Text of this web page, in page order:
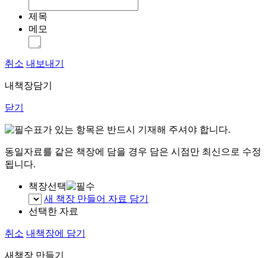
제목
메모
취소 내보내기
내책장담기
닫기
표가 있는 항목은 반드시 기재해 주셔야 합니다.
동일자료를 같은 책장에 담을 경우 담은 시점만 최신으로 수정
됩니다.
책장선택
새 책장 만들어 자료 담기
선택한 자료
취소 내책장에 담기
새책장 만들기